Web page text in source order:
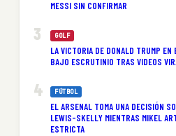
MESSI SIN CONFIRMAR
GOLF
LA VICTORIA DE DONALD TRUMP EN
BAJO ESCRUTINIO TRAS VIDEOS
FÚTBOL
EL ARSENAL TOMA UNA DECISIÓN
LEWIS-SKELLY MIENTRAS MIKEL
ESTRICTA